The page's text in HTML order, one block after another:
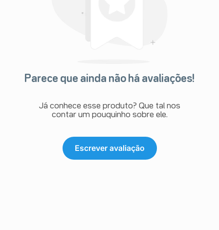
Parece que ainda não há avaliações!
Já conhece esse produto? Que tal nos
contar um pouquinho sobre ele.
Escrever avaliação